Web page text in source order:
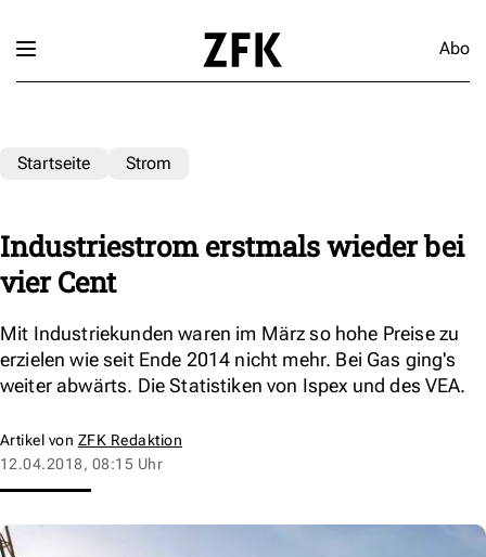
Abo
Startseite Strom
Industriestrom erstmals wieder bei
vier Cent
Mit Industriekunden waren im März so hohe Preise zu
erzielen wie seit Ende 2014 nicht mehr. Bei Gas ging's
weiter abwärts. Die Statistiken von Ispex und des VEA.
Artikel von ZFK Redaktion
12.04.2018, 08:15 Uhr